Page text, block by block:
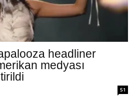
headliner
medyası
51